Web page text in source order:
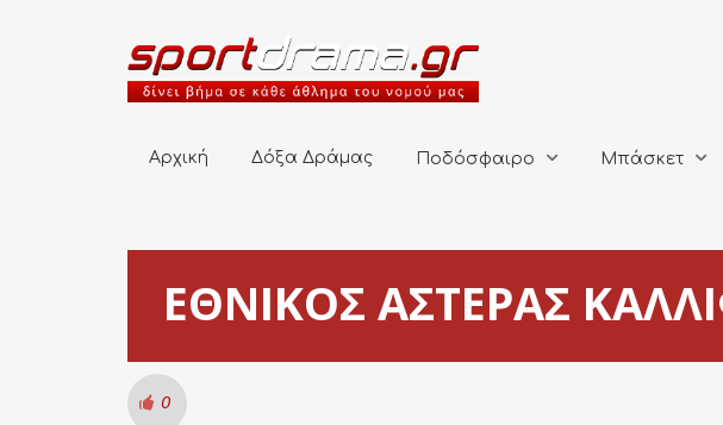
Αρχική Δόξα Δράμας Ποδόσφαιρο Μπάσκετ
ΕΘΝΙΚΟΣ ΑΣΤΕΡΑΣ
0